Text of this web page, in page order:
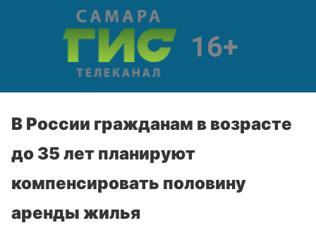
В России гражданам в возрасте
до 35 лет планируют
компенсировать половину
аренды жилья